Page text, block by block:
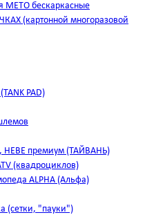
METO бескаркасные
(картонной многоразовой
PAD)
HEBE премиум (ТАЙВАНЬ)
(квадроциклов)
ALPHA (Альфа)
(сетки, "пауки")